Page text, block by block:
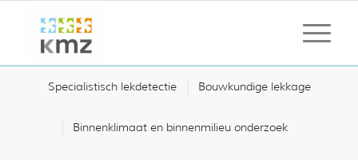
Specialistisch lekdetectie Bouwkundige lekkage
Binnenklimaat en binnenmilieu onderzoek